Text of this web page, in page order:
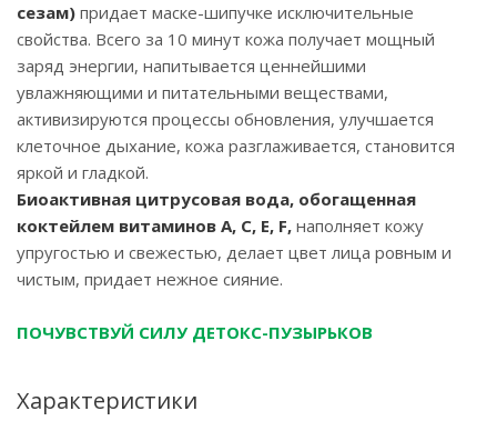
сезам) придает маске-шипучке исключительные
свойства. Всего за 10 минут кожа получает мощный
заряд энергии, напитывается ценнейшими
увлажняющими и питательными веществами,
активизируются процессы обновления, улучшается
клеточное дыхание, кожа разглаживается, становится
яркой и гладкой.
Биоактивная цитрусовая вода, обогащенная
коктейлем витаминов А, С, Е, F, наполняет кожу
упругостью и свежестью, делает цвет лица ровным и
чистым, придает нежное сияние.
ПОЧУВСТВУЙ СИЛУ ДЕТОКС-ПУЗЫРЬКОВ
Характеристики